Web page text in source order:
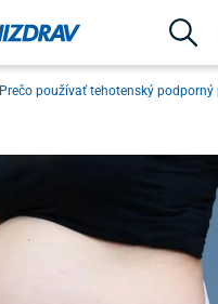
Prečo používať tehotenský podporný